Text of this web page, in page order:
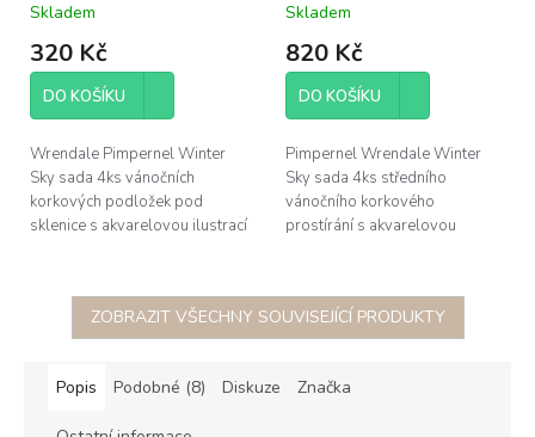
sada 4ks 10,5x10,5cm
zvířátka
Skladem
320 Kč
DO KOŠÍKU
Wrendale Pimpernel Winter
Sky sada 4ks vánočních
korkových podložek pod
sklenice s akvarelovou ilustrací
rozměr...
4ks 30,5x23cm
Skladem
820 Kč
DO KOŠÍKU
Pimpernel Wrendale Winter
Sky sada 4ks středního
vánočního korkového
prostírání s akvarelovou
Hannah Dale, rozměr...
ZOBRAZIT VŠECHNY SOUVISEJÍCÍ PRODUKTY
Popis Podobné (8) Diskuze Značka